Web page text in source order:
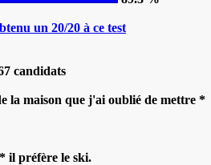
un 20/20 à ce test
candidats
la maison que j'ai oublié de mettre *
il préfère le ski.